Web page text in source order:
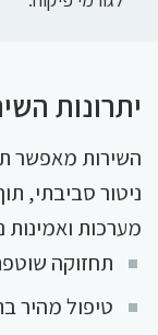
יתרונות
השירות מאפשר
ניטור סביבתי,
מערכות ואמינות
תחזוקה
טיפול מהיר